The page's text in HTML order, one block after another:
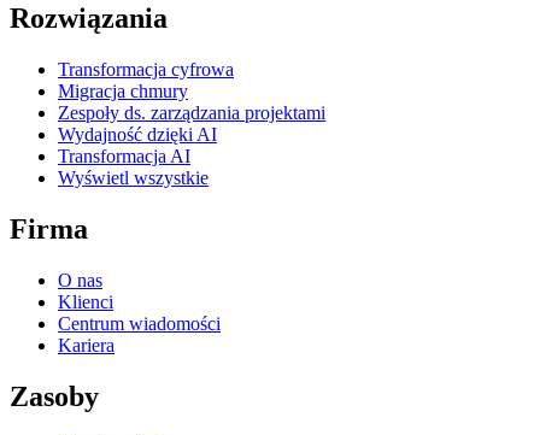
Rozwiązania
Transformacja cyfrowa
Migracja chmury
Zespoły ds. zarządzania projektami
Wydajność dzięki AI
Transformacja AI
Wyświetl wszystkie
Firma
O nas
Klienci
Centrum wiadomości
Kariera
Zasoby